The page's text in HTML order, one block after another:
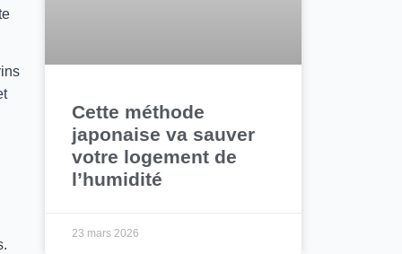
Cette méthode
japonaise va sauver
votre logement de
l’humidité
23 mars 2026